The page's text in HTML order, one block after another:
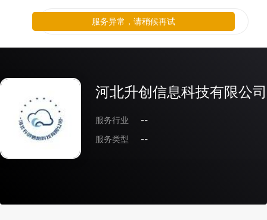
河北升创信息科技有限公司
服务行业
--
服务类型
--
服务异常，请稍候再试